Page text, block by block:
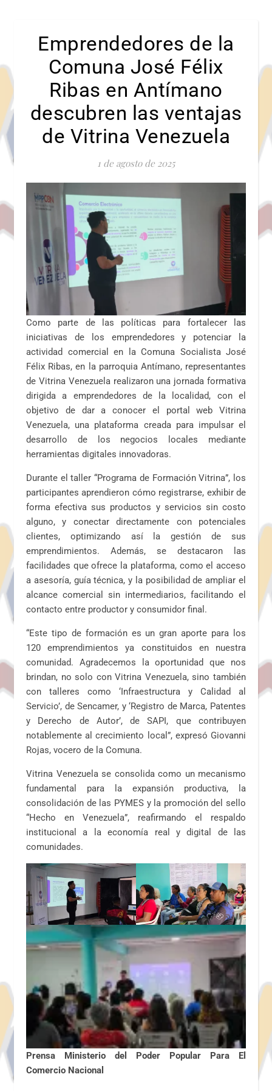
Emprendedores de la
Comuna José Félix
Ribas en Antímano
descubren las ventajas
de Vitrina Venezuela
1 de agosto de 2025
Como parte de las políticas para fortalecer las
iniciativas de los emprendedores y potenciar la
actividad comercial en la Comuna Socialista José
Félix Ribas, en la parroquia Antímano, representantes
de Vitrina Venezuela realizaron una jornada formativa
dirigida a emprendedores de la localidad, con el
objetivo de dar a conocer el portal web Vitrina
Venezuela, una plataforma creada para impulsar el
desarrollo de los negocios locales mediante
herramientas digitales innovadoras.
Durante el taller “Programa de Formación Vitrina”, los
participantes aprendieron cómo registrarse, exhibir de
forma efectiva sus productos y servicios sin costo
alguno, y conectar directamente con potenciales
clientes, optimizando así la gestión de sus
emprendimientos. Además, se destacaron las
facilidades que ofrece la plataforma, como el acceso
a asesoría, guía técnica, y la posibilidad de ampliar el
alcance comercial sin intermediarios, facilitando el
contacto entre productor y consumidor final.
“Este tipo de formación es un gran aporte para los
120 emprendimientos ya constituidos en nuestra
comunidad. Agradecemos la oportunidad que nos
brindan, no solo con Vitrina Venezuela, sino también
con talleres como ‘Infraestructura y Calidad al
Servicio’, de Sencamer, y ‘Registro de Marca, Patentes
y Derecho de Autor’, de SAPI, que contribuyen
notablemente al crecimiento local”, expresó Giovanni
Rojas, vocero de la Comuna.
Vitrina Venezuela se consolida como un mecanismo
fundamental para la expansión productiva, la
consolidación de las PYMES y la promoción del sello
“Hecho en Venezuela”, reafirmando el respaldo
institucional a la economía real y digital de las
comunidades.
Prensa Ministerio del Poder Popular Para El
Comercio Nacional